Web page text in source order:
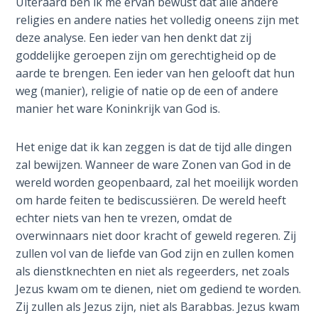
The
Silver-
Barley
Standard
My
Father's
Power
of the
Flame
Deuteronomy:
The Second
Law - Speech
1
religies en andere naties het volledig oneens zijn met
deze analyse. Een ieder van hen denkt dat zij
goddelijke geroepen zijn om gerechtigheid op de
aarde te brengen. Een ieder van hen gelooft dat hun
weg (manier), religie of natie op de een of andere
manier het ware Koninkrijk van God is.
Het enige dat ik kan zeggen is dat de tijd alle dingen
zal bewijzen. Wanneer de ware Zonen van God in de
wereld worden geopenbaard, zal het moeilijk worden
om harde feiten te bediscussiëren. De wereld heeft
echter niets van hen te vrezen, omdat de
overwinnaars niet door kracht of geweld regeren. Zij
zullen vol van de liefde van God zijn en zullen komen
als dienstknechten en niet als regeerders, net zoals
Jezus kwam om te dienen, niet om gediend te worden.
Zij zullen als Jezus zijn, niet als Barabbas. Jezus kwam